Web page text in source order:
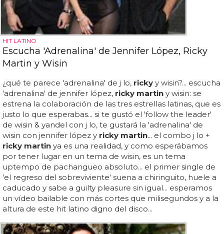
HIT LATINO
Escucha 'Adrenalina' de Jennifer López, Ricky
Martin y Wisin
¿qué te parece 'adrenalina' de j lo, ricky y wisin?... escucha
'adrenalina' de jennifer lópez, ricky martin y wisin: se
estrena la colaboración de las tres estrellas latinas, que es
justo lo que esperabas... si te gustó el 'follow the leader'
de wisin & yandel con j lo, te gustará la 'adrenalina' de
wisin con jennifer lópez y ricky martin... el combo j lo +
ricky martin ya es una realidad, y como esperábamos
por tener lugar en un tema de wisin, es un tema
uptempo de pachangueo absoluto... el primer single de
'el regreso del sobreviviente' suena a chiringuito, huele a
caducado y sabe a guilty pleasure sin igual... esperamos
un vídeo bailable con más cortes que milisegundos y a la
altura de este hit latino digno del disco...